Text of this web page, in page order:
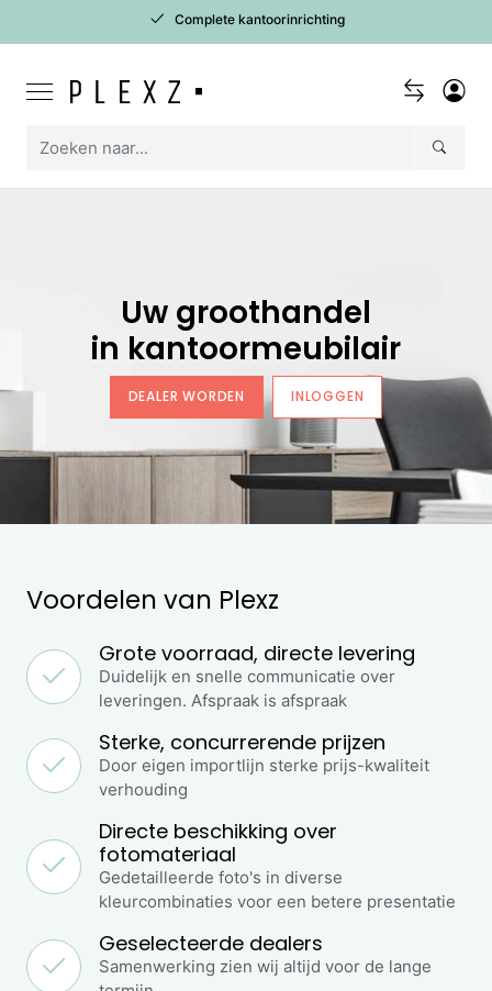
Complete kantoorinrichting
Uw groothandel
in kantoormeubilair
DEALER WORDEN INLOGGEN
Voordelen van Plexz
Grote voorraad, directe levering
Duidelijk en snelle communicatie over
leveringen. Afspraak is afspraak
Sterke, concurrerende prijzen
Door eigen importlijn sterke prijs-kwaliteit
verhouding
Directe beschikking over
fotomateriaal
Gedetailleerde foto's in diverse
kleurcombinaties voor een betere presentatie
Geselecteerde dealers
Samenwerking zien wij altijd voor de lange